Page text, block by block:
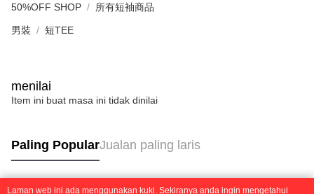
50%OFF SHOP 所有短袖商品
男裝 短TEE
menilai
Item ini buat masa ini tidak dinilai
Paling PopularJualan paling laris
Laman web ini ada menggunakan kuki. Sekiranya anda ingin mengetahui